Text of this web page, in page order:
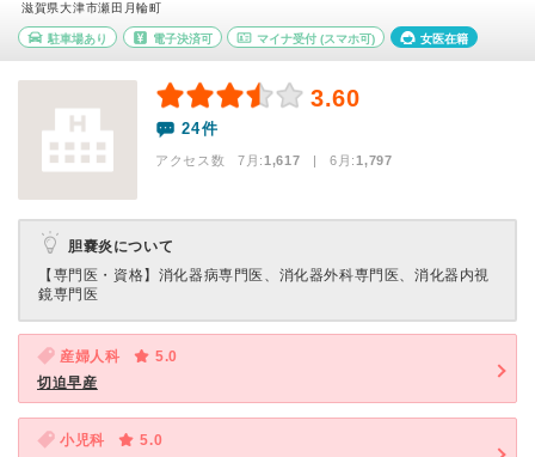
滋賀県大津市瀬田月輪町
駐車場あり 電子決済可 マイナ受付 (スマホ可) 女医在籍
3.60
24件
アクセス数 7月:1,617 | 6月:1,797
胆嚢炎について
【専門医・資格】 消化器病専門医、消化器外科専門医、消化器内視
鏡専門医
産婦人科
5.0
切迫早産
小児科
5.0